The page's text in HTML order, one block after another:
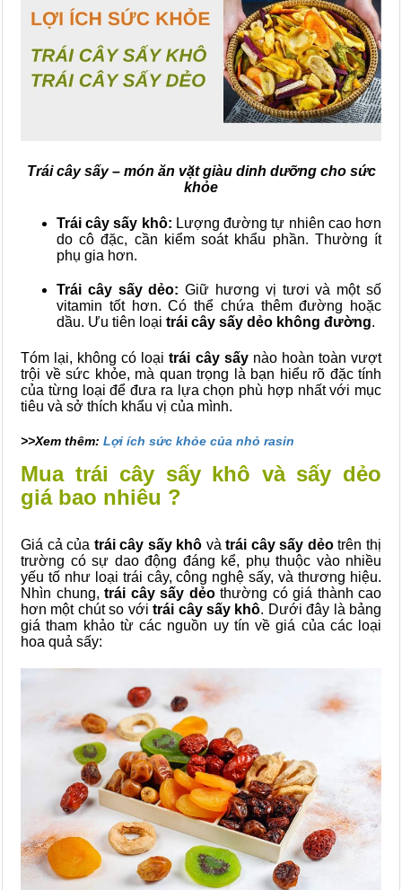
Trái cây sấy – món ăn vặt giàu dinh dưỡng cho sức
khỏe
Trái cây sấy khô: Lượng đường tự nhiên cao hơn
do cô đặc, cần kiểm soát khẩu phần. Thường ít
phụ gia hơn.
Trái cây sấy dẻo: Giữ hương vị tươi và một số
vitamin tốt hơn. Có thể chứa thêm đường hoặc
dầu. Ưu tiên loại trái cây sấy dẻo không đường.
Tóm lại, không có loạitrái cây sấynào hoàn toàn vượt
trội về sức khỏe, mà quan trọng là bạn hiểu rõ đặc tính
của từng loại để đưa ra lựa chọn phù hợp nhất với mục
tiêu và sở thích khẩu vị của mình.
>>Xem thêm: Lợi ích sức khỏe của nhỏ rasin
Mua trái cây sấy khô và sấy dẻo
giá bao nhiêu ?
Giá cả của trái cây sấy khô vàtrái cây sấy dẻotrên thị
trường có sự dao động đáng kể, phụ thuộc vào nhiều
yếu tố như loại trái cây, công nghệ sấy, và thương hiệu.
Nhìn chung, trái cây sấy dẻothường có giá thành cao
hơn một chút so vớitrái cây sấy khô. Dưới đây là bảng
giá tham khảo từ các nguồn uy tín về giá của các loại
hoa quả sấy: